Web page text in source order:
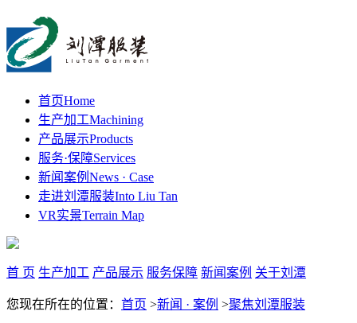
首页Home
生产加工Machining
产品展示Products
服务·保障Services
新闻案例 News · Case
走进刘潭服装Into Liu Tan
VR实景Terrain Map
首 页 生产加工 产品展示 服务保障 新闻案例 关于刘潭
您现在所在的位置： 首页 >新闻 · 案例 >聚焦刘潭服装